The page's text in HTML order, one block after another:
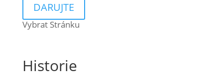
DARUJTE
Vybrat Stránku
Historie